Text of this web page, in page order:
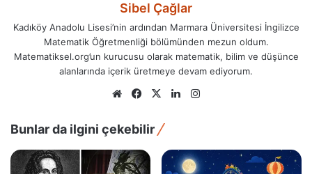
Sibel Çağlar
Kadıköy Anadolu Lisesi’nin ardından Marmara Üniversitesi İngilizce
Matematik Öğretmenliği bölümünden mezun oldum.
Matematiksel.org’un kurucusu olarak matematik, bilim ve düşünce
alanlarında içerik üretmeye devam ediyorum.
Web
Facebook
X LinkedIn
Bunlar da ilgini çekebilir